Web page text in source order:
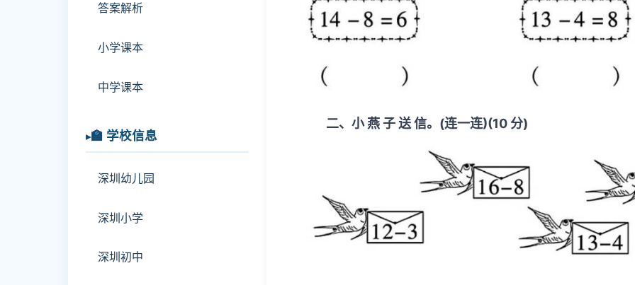
答案解析
小学课本
中学课本
🏫 学校信息
深圳幼儿园
深圳小学
深圳初中
二、小 燕 子 送 信。(连一连)(10 分)